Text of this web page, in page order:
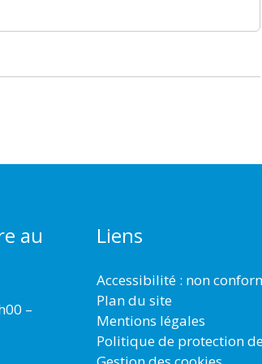
au
–
Liens
Accessibilité : non
Plan du site
Mentions légales
Politique de protection